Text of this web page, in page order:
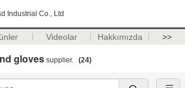
Industrial Co., Ltd
Videolar Hakkımızda >>
gloves supplier. (24)